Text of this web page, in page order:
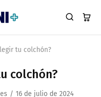
tu colchón?
colchón?
16 de julio de 2024